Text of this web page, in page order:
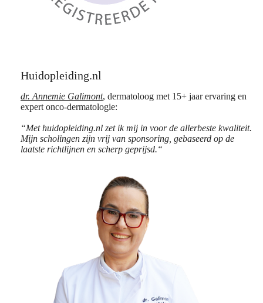
Huidopleiding.nl
dr. Annemie Galimont, dermatoloog met 15+ jaar ervaring en
expert onco-dermatologie:
“Met huidopleiding.nl zet ik mij in voor de allerbeste kwaliteit.
Mijn scholingen zijn vrij van sponsoring, gebaseerd op de
laatste richtlijnen en scherp geprijsd.“